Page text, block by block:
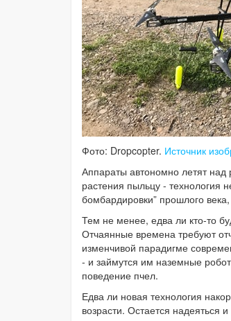
Фото: Dropcopter. Источник
Аппараты автономно летят
растения пыльцу - технология
бомбардировки” прошлого
Тем не менее, едва ли кто-то
Отчаянные времена требуют
изменчивой парадигме
- и займутся им наземные
поведение пчел.
Едва ли новая технология
возрасти. Остается надеяться